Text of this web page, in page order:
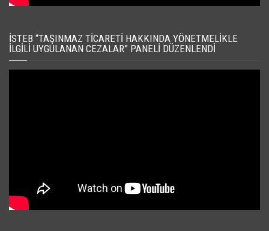
İSTEB “TAŞINMAZ TICARETI HAKKINDA YÖNETMELIKLE
İLGILI UYGULANAN CEZALAR” PANELI DÜZENLENDI